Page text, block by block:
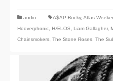
audio A$AP Rocky, Atlas
Hooverphonic HÆLOS Liam Gallagher,
Chainsmokers The Stone Roses The